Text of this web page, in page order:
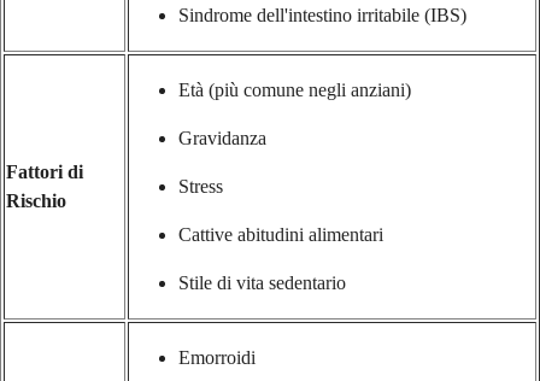
Sindrome dell'intestino irritabile (IBS)
Fattori di
Rischio
Età (più comune negli anziani)
Gravidanza
Stress
Cattive abitudini alimentari
Stile di vita sedentario
Emorroidi